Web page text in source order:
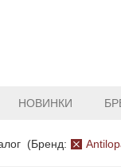
НОВИНКИ
(Бренд: